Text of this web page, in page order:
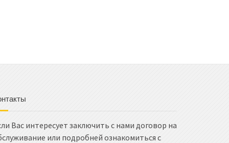
Вас интересует заключить с нами договор на
или подробней ознакомиться с